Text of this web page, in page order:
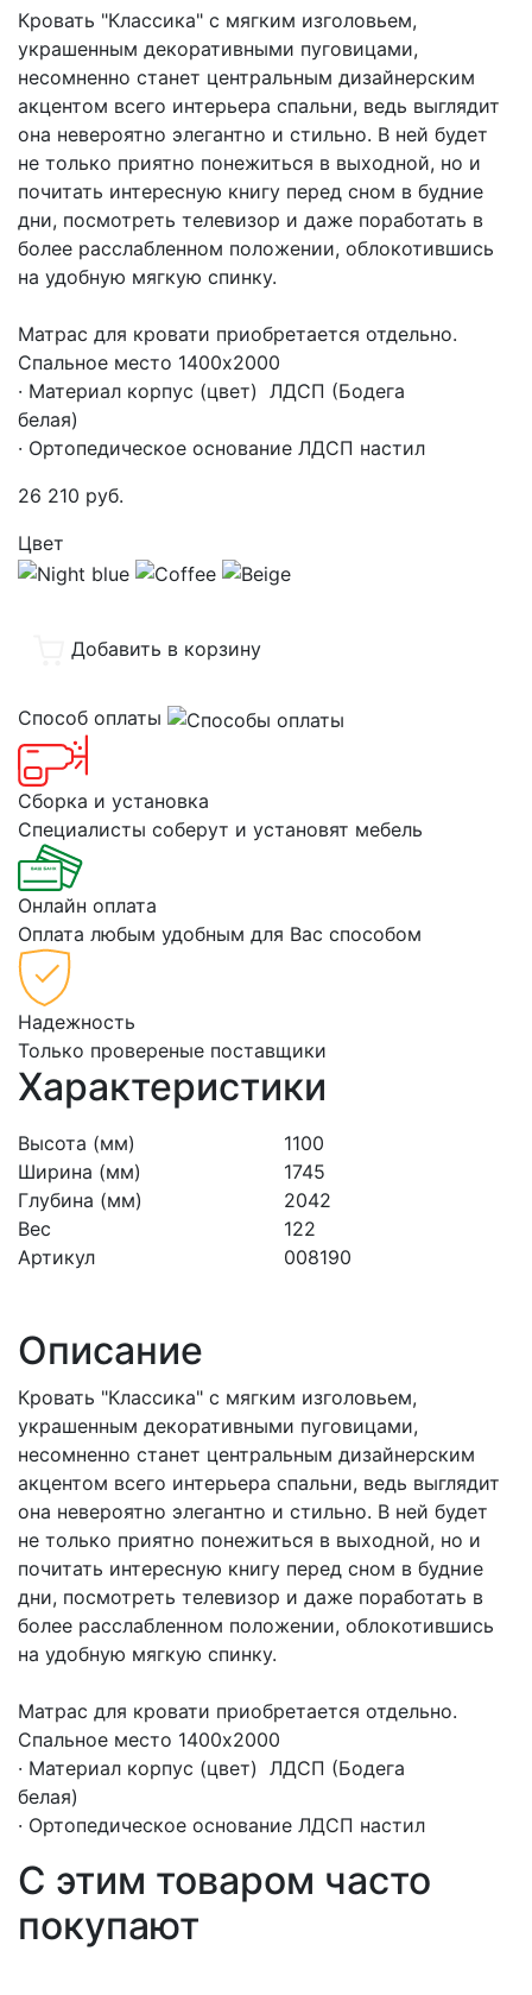
Кровать "Классика" с мягким изголовьем,
украшенным декоративными пуговицами,
несомненно станет центральным дизайнерским
акцентом всего интерьера спальни, ведь выглядит
она невероятно элегантно и стильно. В ней будет
не только приятно понежиться в выходной, но и
почитать интересную книгу перед сном в будние
дни, посмотреть телевизор и даже поработать в
более расслабленном положении, облокотившись
на удобную мягкую спинку.
Матрас для кровати приобретается отдельно.
Спальное место 1400х2000
· Материал корпус (цвет) ЛДСП (Бодега
· Ортопедическое основание ЛДСП настил
26 210 руб.
Цвет
Добавить в корзину
Способ оплаты
Сборка и установка
Специалисты соберут и установят мебель
Онлайн оплата
Оплата любым удобным для Вас способом
Надежность
Только провереные поставщики
Характеристики
Высота (мм)
1100
Ширина (мм)
1745
Глубина (мм)
2042
Вес
122
Артикул
008190
Описание
Кровать "Классика" с мягким изголовьем,
украшенным декоративными пуговицами,
несомненно станет центральным дизайнерским
акцентом всего интерьера спальни, ведь выглядит
она невероятно элегантно и стильно. В ней будет
не только приятно понежиться в выходной, но и
почитать интересную книгу перед сном в будние
дни, посмотреть телевизор и даже поработать в
более расслабленном положении, облокотившись
на удобную мягкую спинку.
Матрас для кровати приобретается отдельно.
Спальное место 1400х2000
· Материал корпус (цвет) ЛДСП (Бодега
· Ортопедическое основание ЛДСП настил
С этим товаром часто
покупают